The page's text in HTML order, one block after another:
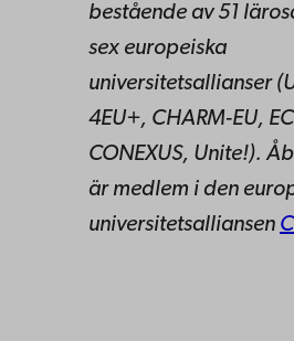
bestående av 51
sex europeiska
universitetsallianser
4EU+, CHARM-EU,
CONEXUS, Unite!).
är medlem i den
universitetsalliansen